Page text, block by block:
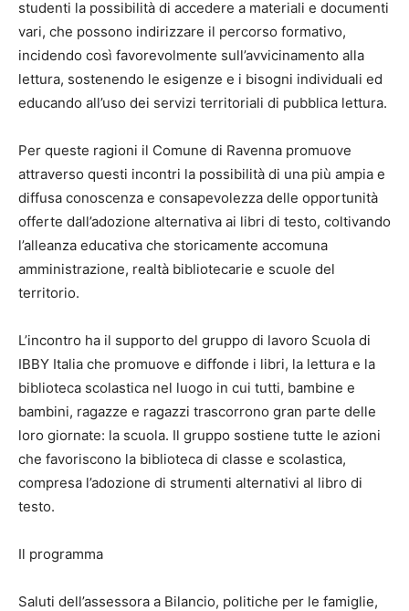
studenti la possibilità di accedere a materiali e documenti
vari, che possono indirizzare il percorso formativo,
incidendo così favorevolmente sull’avvicinamento alla
lettura, sostenendo le esigenze e i bisogni individuali ed
educando all’uso dei servizi territoriali di pubblica lettura.
Per queste ragioni il Comune di Ravenna promuove
attraverso questi incontri la possibilità di una più ampia e
diffusa conoscenza e consapevolezza delle opportunità
offerte dall’adozione alternativa ai libri di testo, coltivando
l’alleanza educativa che storicamente accomuna
amministrazione, realtà bibliotecarie e scuole del
territorio.
L’incontro ha il supporto del gruppo di lavoro Scuola di
IBBY Italia che promuove e diffonde i libri, la lettura e la
biblioteca scolastica nel luogo in cui tutti, bambine e
bambini, ragazze e ragazzi trascorrono gran parte delle
loro giornate: la scuola. Il gruppo sostiene tutte le azioni
che favoriscono la biblioteca di classe e scolastica,
compresa l’adozione di strumenti alternativi al libro di
testo.
Il programma
Saluti dell’assessora a Bilancio, politiche per le famiglie,